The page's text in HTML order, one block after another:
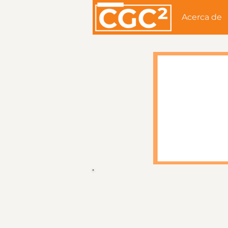
Acerca de